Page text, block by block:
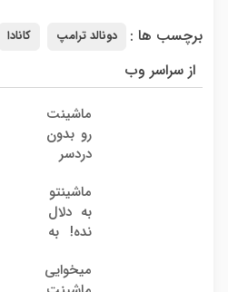
برچسب ها : دونالد ترامپ کانادا
از سراسر وب
ماشینت
رو بدون
دردسر
| بدون
کمسیون
ماشینتو
به دلال
نده! به
کننده
میخوایی